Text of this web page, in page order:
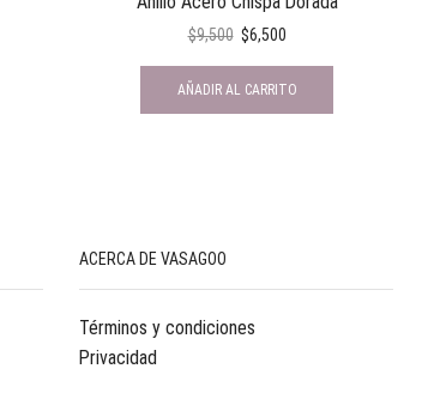
$9,500 $6,500
AÑADIR AL CARRITO
ACERCA DE VASAGOO
Términos y condiciones
Privacidad